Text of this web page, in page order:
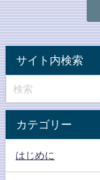
サイト内検索
カテゴリー
はじめに